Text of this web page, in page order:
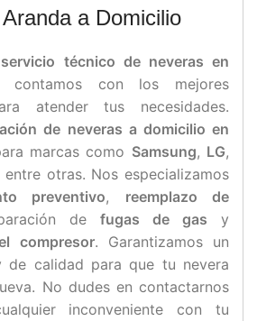
a Domicilio
servicio técnico de neveras en
contamos con los mejores
atender tus necesidades.
de neveras a domicilio en
marcas como Samsung, LG,
entre otras. Nos especializamos
preventivo, reemplazo de
de fugas de gas y
compresor. Garantizamos un
de calidad para que tu nevera
No dudes en contactarnos
inconveniente con tu